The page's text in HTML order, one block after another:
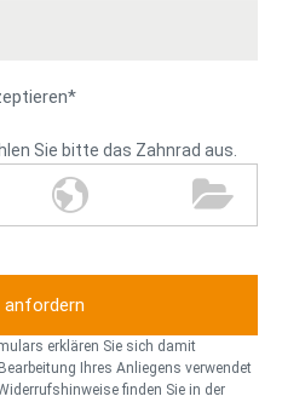
Sie bitte das Zahnrad aus.
W
e
t
u
g
O
r
n
r
erklären Sie sich damit
Ihres Anliegens verwendet
finden Sie in der